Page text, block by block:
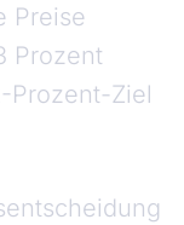
Preise
Prozent
Ziel